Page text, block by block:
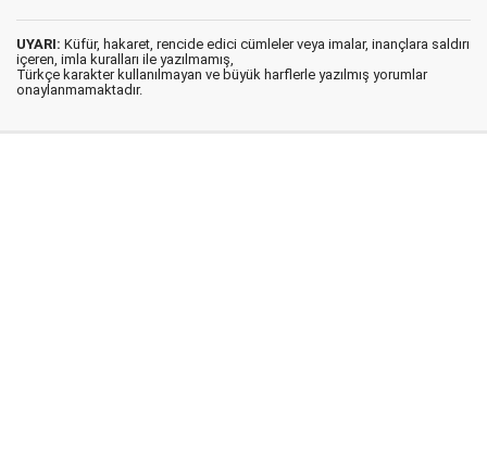
UYARI: Küfür, hakaret, rencide edici cümleler veya imalar, inançlara saldırı
içeren, imla kuralları ile yazılmamış,
Türkçe karakter kullanılmayan ve büyük harflerle yazılmış yorumlar
onaylanmamaktadır.